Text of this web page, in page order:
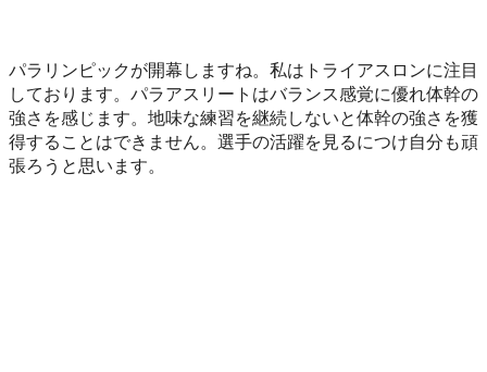
パラリンピックが開幕しますね。私はトライアスロンに注目
しております。パラアスリートはバランス感覚に優れ体幹の
強さを感じます。地味な練習を継続しないと体幹の強さを獲
得することはできません。選手の活躍を見るにつけ自分も頑
張ろうと思います。